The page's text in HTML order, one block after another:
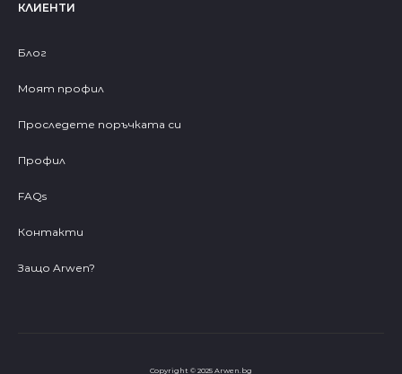
КЛИЕНТИ
Блог
Моят профил
Проследете поръчката си
Профил
FAQs
Контакти
Защо Arwen?
Copyright © 2025 Arwen.bg